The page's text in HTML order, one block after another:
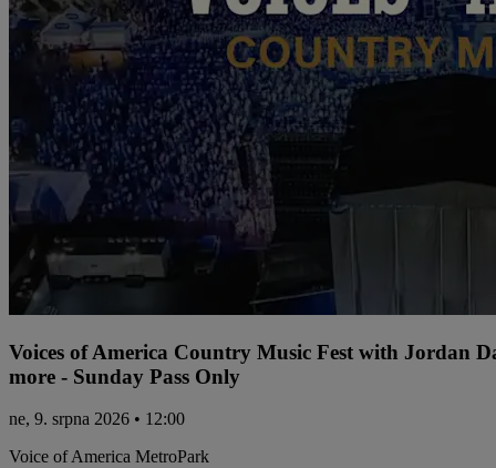
Voices of America Country Music Fest with Jordan
more - Sunday Pass Only
ne, 9. srpna 2026 • 12:00
Voice of America MetroPark